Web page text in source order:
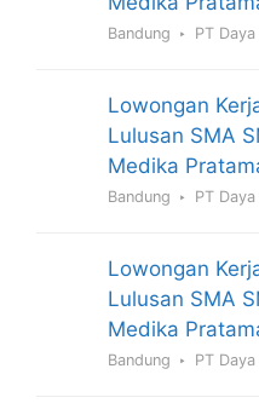
Bandung PT
Lowongan
Lulusan SMA
Medika
Bandung PT
Lowongan
Lulusan SMA
Medika
Bandung PT